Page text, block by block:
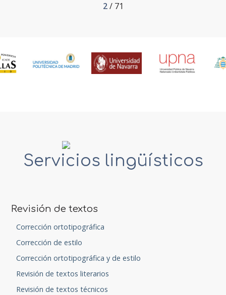
2/ 71
Servicios lingüísticos
Revisión de textos
Corrección ortotipográfica
Corrección de estilo
Corrección ortotipográfica y de estilo
Revisión de textos literarios
Revisión de textos técnicos